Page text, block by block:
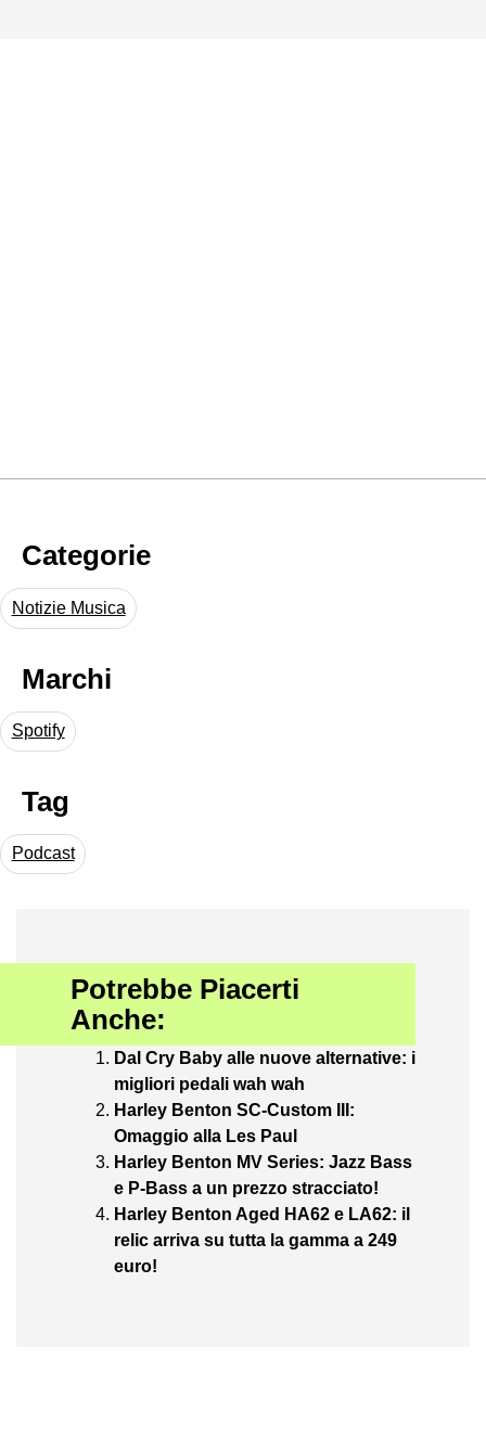
Categorie
Notizie Musica
Marchi
Spotify
Tag
Podcast
Potrebbe Piacerti
Anche:
Dal Cry Baby alle nuove alternative: i
migliori pedali wah wah
Harley Benton SC-Custom III:
Omaggio alla Les Paul
Harley Benton MV Series: Jazz Bass
e P-Bass a un prezzo stracciato!
Harley Benton Aged HA62 e LA62: il
relic arriva su tutta la gamma a 249
euro!